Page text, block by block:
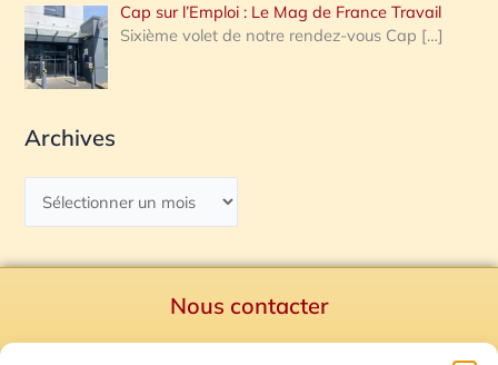
Cap sur l’Emploi : Le Mag de France Travail
Sixième volet de notre rendez-vous Cap […]
Archives
Nous contacter